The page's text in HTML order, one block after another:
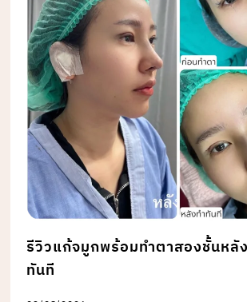
รีวิวแก้จมูกพร้อมทำตาสองชั้นหลั
ทันที